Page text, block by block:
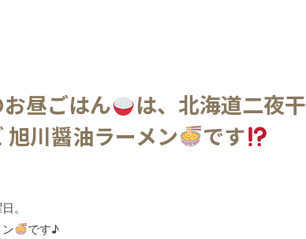
昼ごはん
は、北海道二夜干
旭川醤油ラーメン
です
。
です♪